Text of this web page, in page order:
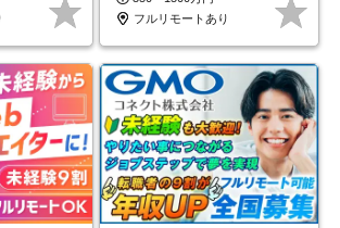
フルリモートあり